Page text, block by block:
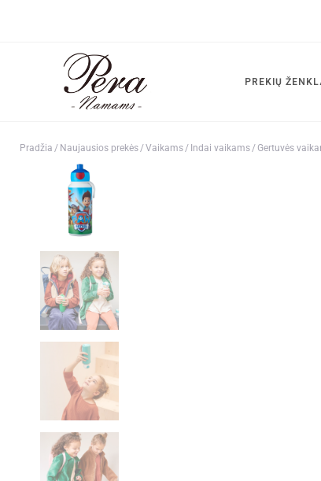
PREKIŲ
Pradžia / Naujausios prekės/Vaikams/ Indai vaikams/Gertuvės